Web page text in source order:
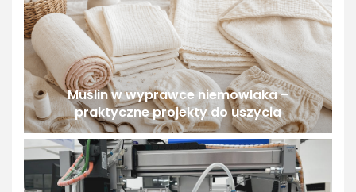
Muślin w wyprawce niemowlaka –
praktyczne projekty do uszycia